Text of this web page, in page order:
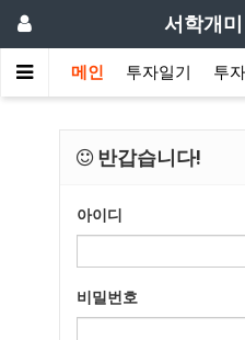
서학개
메인 투자일기 투
반갑습니다!
아이디
비밀번호